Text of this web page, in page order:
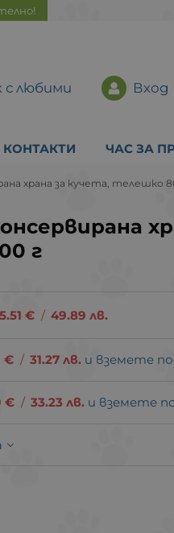
с любими Вход
КОНТАКТИ ЧАС ЗА
храна за кучета, телешко
г
€ / 49.89 лв.
€ / 31.27 лв. и вземете
€ / 33.23 лв. и вземете